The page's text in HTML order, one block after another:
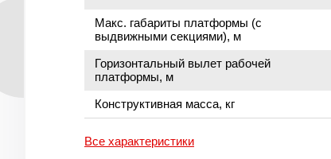
Макс. габариты платформы (с
выдвижными секциями), м
Горизонтальный вылет рабочей
платформы, м
Конструктивная масса, кг
Все характеристики